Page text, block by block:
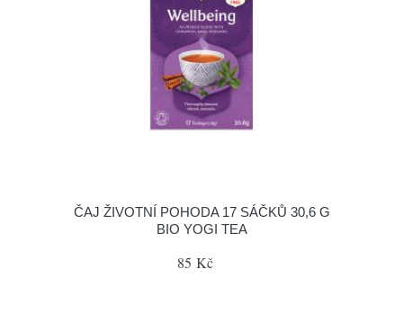
ČAJ ŽIVOTNÍ POHODA 17 SÁČKŮ 30,6 G
BIO YOGI TEA
85 Kč